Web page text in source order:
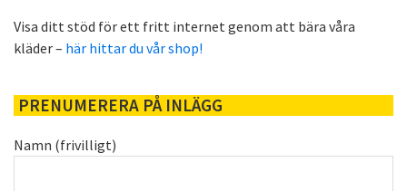
Visa ditt stöd för ett fritt internet genom att bära våra
kläder – här hittar du vår shop!
PRENUMERERA PÅ INLÄGG
Namn (frivilligt)